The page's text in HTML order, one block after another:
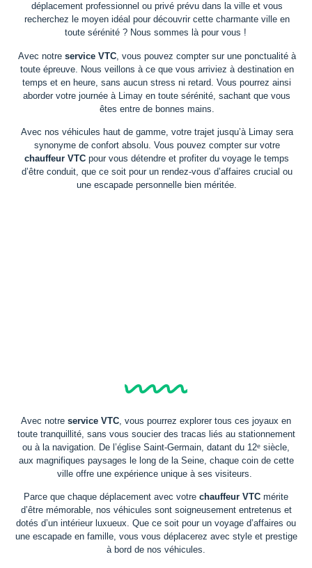
déplacement professionnel ou privé prévu dans la ville et vous
recherchez le moyen idéal pour découvrir cette charmante ville en
toute sérénité ? Nous sommes là pour vous !
Avec notre service VTC, vous pouvez compter sur une ponctualité à
toute épreuve. Nous veillons à ce que vous arriviez à destination en
temps et en heure, sans aucun stress ni retard. Vous pourrez ainsi
aborder votre journée à Limay en toute sérénité, sachant que vous
êtes entre de bonnes mains.
Avec nos véhicules haut de gamme, votre trajet jusqu’à Limay sera
synonyme de confort absolu. Vous pouvez compter sur votre
chauffeur VTC pour vous détendre et profiter du voyage le temps
d’être conduit, que ce soit pour un rendez-vous d’affaires crucial ou
une escapade personnelle bien méritée.
Avec notre service VTC , vous pourrez explorer tous ces joyaux en
toute tranquillité, sans vous soucier des tracas liés au stationnement
ou à la navigation. De l’église Saint-Germain, datant du 12ᵉ siècle,
aux magnifiques paysages le long de la Seine, chaque coin de cette
ville offre une expérience unique à ses visiteurs.
Parce que chaque déplacement avec votre chauffeur VTC mérite
d’être mémorable, nos véhicules sont soigneusement entretenus et
dotés d’un intérieur luxueux. Que ce soit pour un voyage d’affaires ou
une escapade en famille, vous vous déplacerez avec style et prestige
à bord de nos véhicules.